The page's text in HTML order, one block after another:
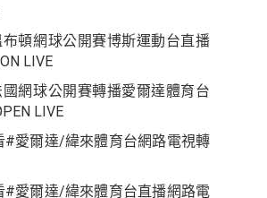
頓網球公開賽博斯運動台直播
LIVE
網球公開賽轉播愛爾達體育台
LIVE
#愛爾達/緯來體育台網路電視轉
#愛爾達/緯來體育台直播網路電